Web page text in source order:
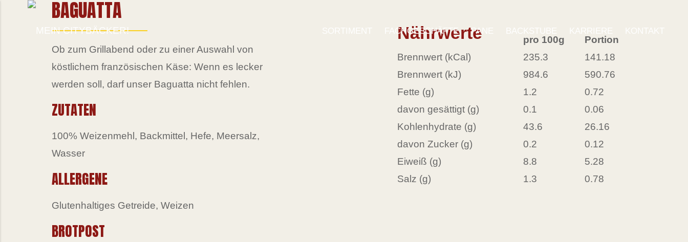
SORTIMENT FACHGESCHÄFTE PANE BACKSTUBE KARRIERE KONTAKT
BAGUATTA
Ob zum Grillabend oder zu einer Auswahl von
köstlichem französischen Käse: Wenn es lecker
werden soll, darf unser Baguatta nicht fehlen.
ZUTATEN
100% Weizenmehl, Backmittel, Hefe, Meersalz,
Wasser
ALLERGENE
Glutenhaltiges Getreide, Weizen
BROTPOST
Nährwerte pro 100g
Portion
Brennwert (kCal)
235.3
141.18
Brennwert (kJ)
984.6
590.76
Fette (g)
1.2
0.72
davon gesättigt (g)
0.1
0.06
Kohlenhydrate (g)
43.6
26.16
davon Zucker (g)
0.2
0.12
Eiweiß (g)
8.8
5.28
Salz (g)
1.3 0.78